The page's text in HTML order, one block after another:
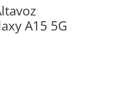
A15 5G